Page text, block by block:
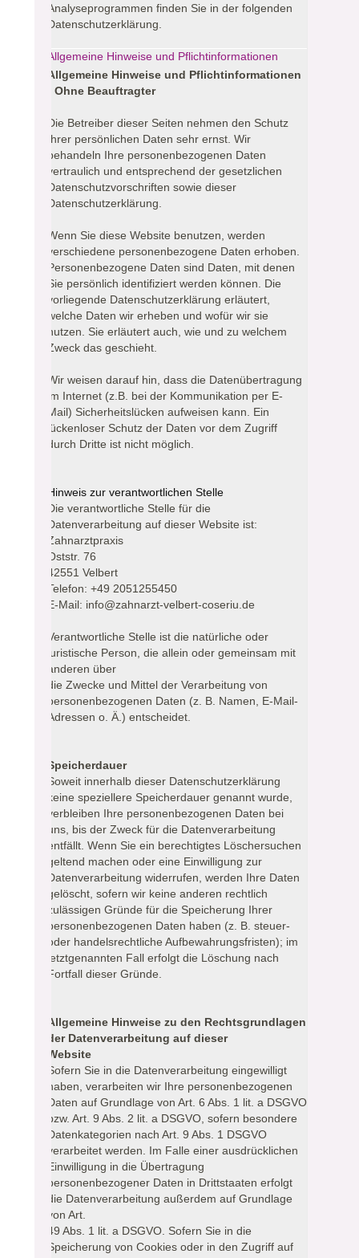
Analyseprogrammen finden Sie in der folgenden
Datenschutzerklärung.
Allgemeine Hinweise und Pflichtinformationen
Allgemeine Hinweise und Pflichtinformationen
- Ohne Beauftragter
Die Betreiber dieser Seiten nehmen den Schutz
Ihrer persönlichen Daten sehr ernst. Wir
behandeln Ihre personenbezogenen Daten
vertraulich und entsprechend der gesetzlichen
Datenschutzvorschriften sowie dieser
Datenschutzerklärung.
Wenn Sie diese Website benutzen, werden
verschiedene personenbezogene Daten erhoben.
Personenbezogene Daten sind Daten, mit denen
Sie persönlich identifiziert werden können. Die
vorliegende Datenschutzerklärung erläutert,
welche Daten wir erheben und wofür wir sie
nutzen. Sie erläutert auch, wie und zu welchem
Zweck das geschieht.
Wir weisen darauf hin, dass die Datenübertragung
im Internet (z.B. bei der Kommunikation per E-
Mail) Sicherheitslücken aufweisen kann. Ein
lückenloser Schutz der Daten vor dem Zugriff
durch Dritte ist nicht möglich.
Hinweis zur verantwortlichen Stelle
Die verantwortliche Stelle für die
Datenverarbeitung auf dieser Website ist:
Zahnarztpraxis
Oststr. 76
42551 Velbert
Telefon: +49 2051255450
E-Mail: info@zahnarzt-velbert-coseriu.de
Verantwortliche Stelle ist die natürliche oder
juristische Person, die allein oder gemeinsam mit
anderen über
die Zwecke und Mittel der Verarbeitung von
personenbezogenen Daten (z. B. Namen, E-Mail-
Adressen o. Ä.) entscheidet.
Speicherdauer
Soweit innerhalb dieser Datenschutzerklärung
keine speziellere Speicherdauer genannt wurde,
verbleiben Ihre personenbezogenen Daten bei
uns, bis der Zweck für die Datenverarbeitung
entfällt. Wenn Sie ein berechtigtes Löschersuchen
geltend machen oder eine Einwilligung zur
Datenverarbeitung widerrufen, werden Ihre Daten
gelöscht, sofern wir keine anderen rechtlich
zulässigen Gründe für die Speicherung Ihrer
personenbezogenen Daten haben (z. B. steuer-
oder handelsrechtliche Aufbewahrungsfristen); im
letztgenannten Fall erfolgt die Löschung nach
Fortfall dieser Gründe.
Allgemeine Hinweise zu den Rechtsgrundlagen
der Datenverarbeitung auf dieser
Website
Sofern Sie in die Datenverarbeitung eingewilligt
haben, verarbeiten wir Ihre personenbezogenen
Daten auf Grundlage von Art. 6 Abs. 1 lit. a DSGVO
bzw. Art. 9 Abs. 2 lit. a DSGVO, sofern besondere
Datenkategorien nach Art. 9 Abs. 1 DSGVO
verarbeitet werden. Im Falle einer ausdrücklichen
Einwilligung in die Übertragung
personenbezogener Daten in Drittstaaten erfolgt
die Datenverarbeitung außerdem auf Grundlage
von Art.
49 Abs. 1 lit. a DSGVO. Sofern Sie in die
Speicherung von Cookies oder in den Zugriff auf